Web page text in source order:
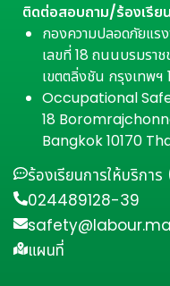
ติดต่อสอบถาม/ร้องเรีย
กองความปลอดภัยแร
เลขที่ 18 ถนนบรมรา
เขตตลิ่งชัน กรุงเทพฯ
Occupational
18
Bangkok 10170
ร้องเรียนการให้บริกา
024489128-39
แผนที่